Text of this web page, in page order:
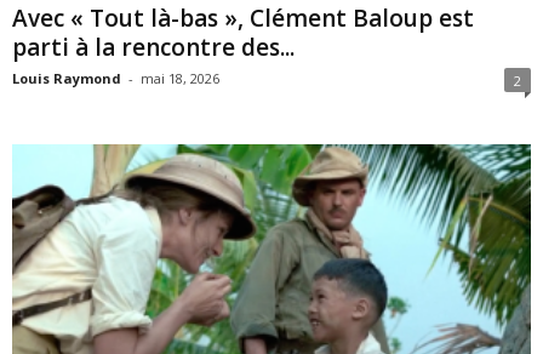
Avec « Tout là-bas », Clément Baloup est
parti à la rencontre des...
Louis Raymond - mai 18, 2026 2